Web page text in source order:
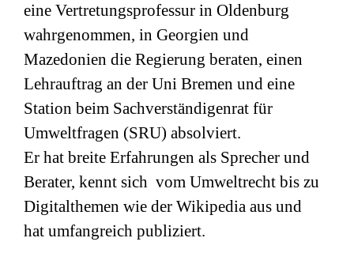
eine Vertretungsprofessur in Oldenburg
wahrgenommen, in Georgien und
Mazedonien die Regierung beraten, einen
Lehrauftrag an der Uni Bremen und eine
Station beim Sachverständigenrat für
Umweltfragen (SRU) absolviert.
Er hat breite Erfahrungen als Sprecher und
Berater, kennt sich vom Umweltrecht bis zu
Digitalthemen wie der Wikipedia aus und
hat umfangreich publiziert.